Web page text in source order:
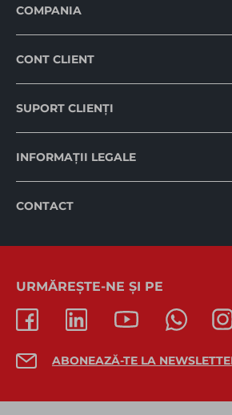
COMPANIA
CONT CLIENT
SUPORT CLIENȚI
INFORMAȚII LEGALE
CONTACT
URMĂREȘTE-NE ȘI PE
ABONEAZĂ-TE LA